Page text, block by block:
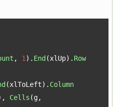
, 1 ). End (xlUp). Row
(xlToLeft). Column
Cells (g,